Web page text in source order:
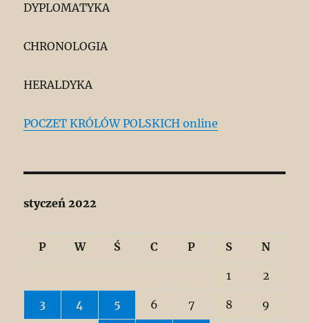
DYPLOMATYKA
CHRONOLOGIA
HERALDYKA
POCZET KRÓLÓW POLSKICH online
styczeń 2022
P W Ś C P S N
1 2
3 4 5 6 7 8 9